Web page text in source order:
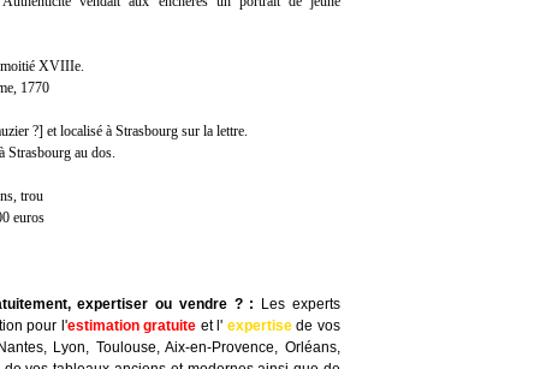
moitié XVIIIe.
1770
?] et localisé à Strasbourg sur la lettre.
Strasbourg au dos.
trou
euros
expertiser ou vendre ?:
Les experts
pour l'estimation gratuite et l' expertisede vos
Lyon, Toulouse, Aix-en-Provence, Orléans,